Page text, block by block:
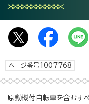
ページ番号1007768
原動機付自転車を含むす